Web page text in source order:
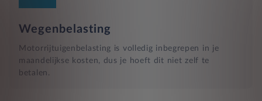
Wegenbelasting
Motorrijtuigenbelasting is volledig inbegrepen in je
maandelijkse kosten, dus je hoeft dit niet zelf te
betalen.